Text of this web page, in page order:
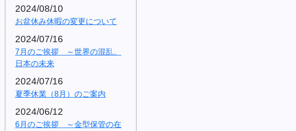
2024/08/10
お盆休み休暇の変更について
2024/07/16
7月のご挨拶 ～世界の混乱、
日本の未来
2024/07/16
夏季休業（8月）のご案内
2024/06/12
6月のご挨拶 ～金型保管の在